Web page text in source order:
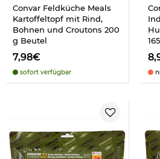
Convar Feldküche Meals
Kartoffeltopf mit Rind,
Bohnen und Croutons 200
g Beutel
7,98€
sofort verfügbar